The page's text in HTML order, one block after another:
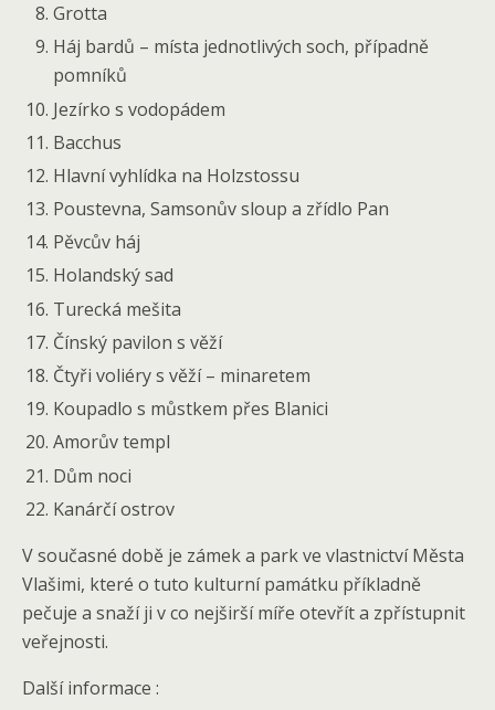
Grotta
Háj bardů – místa jednotlivých soch, případně
pomníků
Jezírko s vodopádem
Bacchus
Hlavní vyhlídka na Holzstossu
Poustevna, Samsonův sloup a zřídlo Pan
Pěvcův háj
Holandský sad
Turecká mešita
Čínský pavilon s věží
Čtyři voliéry s věží – minaretem
Koupadlo s můstkem přes Blanici
Amorův templ
Dům noci
Kanárčí ostrov
V současné době je zámek a park ve vlastnictví Města
Vlašimi, které o tuto kulturní památku příkladně
pečuje a snaží ji v co nejširší míře otevřít a zpřístupnit
veřejnosti.
Další informace :